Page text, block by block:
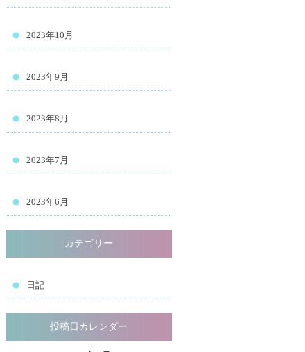
2023年10月
2023年9月
2023年8月
2023年7月
2023年6月
カテゴリー
日記
投稿日カレンダー